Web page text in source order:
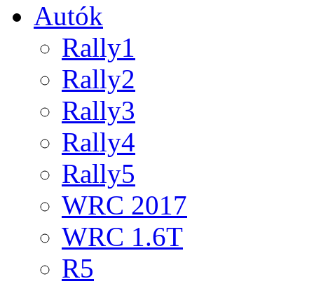
Autók
Rally1
Rally2
Rally3
Rally4
Rally5
WRC 2017
WRC 1.6T
R5